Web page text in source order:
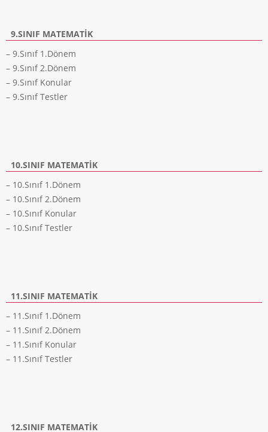
9.SINIF MATEMATIK
– 9.Sınıf 1.Dönem
– 9.Sınıf 2.Dönem
– 9.Sınıf Konular
– 9.Sınıf Testler
10.SINIF MATEMATIK
– 10.Sınıf 1.Dönem
– 10.Sınıf 2.Dönem
– 10.Sınıf Konular
– 10.Sınıf Testler
11.SINIF MATEMATIK
– 11.Sınıf 1.Dönem
– 11.Sınıf 2.Dönem
– 11.Sınıf Konular
– 11.Sınıf Testler
12.SINIF MATEMATIK